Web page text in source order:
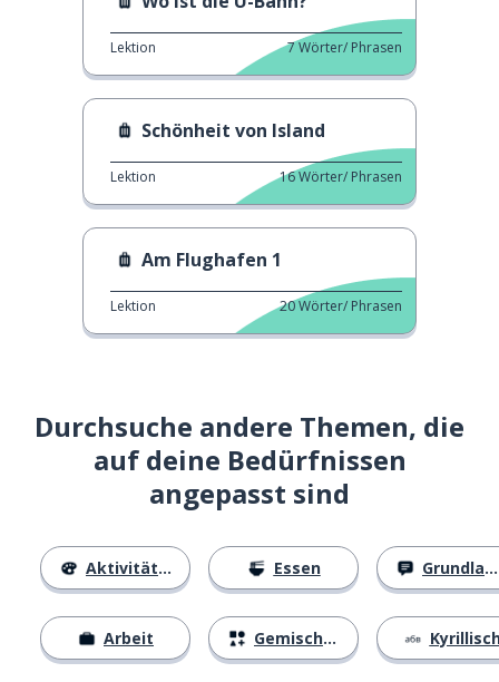
Lektion 7Wörter/ Phrasen
Schönheit von Island
Lektion 16Wörter/ Phrasen
Am Flughafen 1
Lektion 20Wörter/ Phrasen
Durchsuche andere Themen, die
auf deine Bedürfnissen
angepasst sind
Aktivitäten
Arbeit
Essen
Gemischtes
Grundlagen